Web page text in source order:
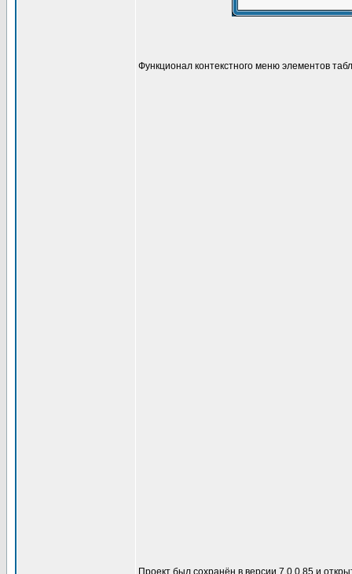
Функционал контекстного меню элементов
Проект был сохранён в версии 7.0.0.85 и